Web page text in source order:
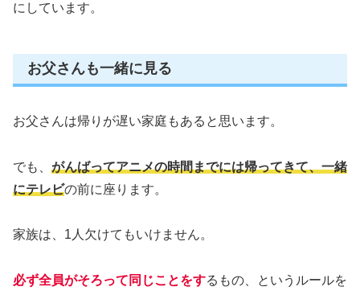
にしています。
お父さんも一緒に見る
お父さんは帰りが遅い家庭もあると思います。
でも、 がんばってアニメの時間までには帰ってきて、一緒
にテレビの前に座ります。
家族は、1人欠けてもいけません。
必ず全員がそろって同じことをするもの、というルールを